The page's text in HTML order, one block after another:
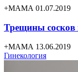
+МАМА 01.07.2019
Трещины сосков
+МАМА 13.06.2019
Гинекология